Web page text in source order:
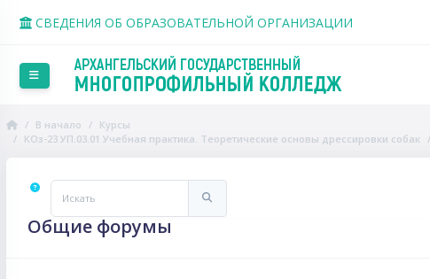
СВЕДЕНИЯ ОБ ОБРАЗОВАТЕЛЬНОЙ ОРГАНИЗАЦИИ
Боковая панель
В начало
Курсы
КОз-23 УП.03.01 Учебная практика. Теоретические основы дрессировки собак
Искать
Общие форумы